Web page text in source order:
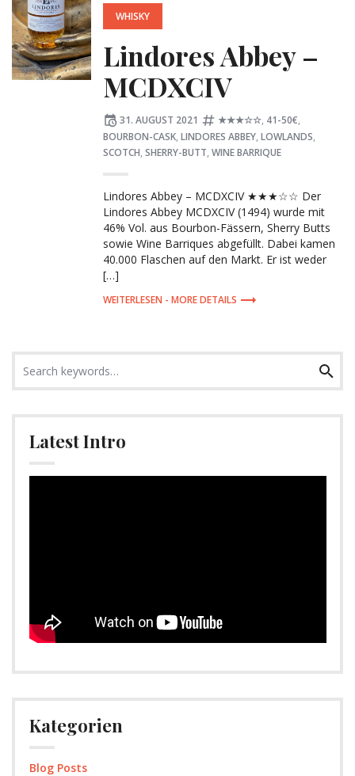
WHISKY
Lindores Abbey –
MCDXCIV
Posted
on
31. AUGUST 2021 Tagged:
★★★☆☆, 41-50€,
BOURBON-CASK, LINDORES ABBEY, LOWLANDS,
SCOTCH, SHERRY-BUTT, WINE BARRIQUE
Lindores Abbey – MCDXCIV ★★★☆☆ Der
Lindores Abbey MCDXCIV (1494) wurde mit
46% Vol. aus Bourbon-Fässern, Sherry Butts
sowie Wine Barriques abgefüllt. Dabei kamen
40.000 Flaschen auf den Markt. Er ist weder
[…]
MORE DETAILS
for:
Search
Latest Intro
Kategorien
Blog Posts